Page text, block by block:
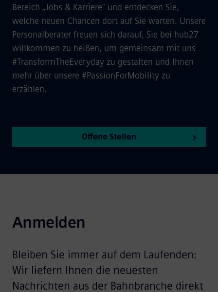
Bereich „Jobs & Karriere“ und entdecken Sie,
welche neuen Chancen dort auf Sie warten. Unsere
Personalberater freuen sich darauf, Sie bei hub27
willkommen zu heißen, um gemeinsam mit uns
#TransformTheEveryday zu gestalten und Ihnen
mehr über unsere #PassionForMobility zu
erzählen.
Offene Stellen
Anmelden
Bleiben Sie immer auf dem Laufenden:
Wir liefern Ihnen die neuesten
Nachrichten aus der Bahnbranche direkt